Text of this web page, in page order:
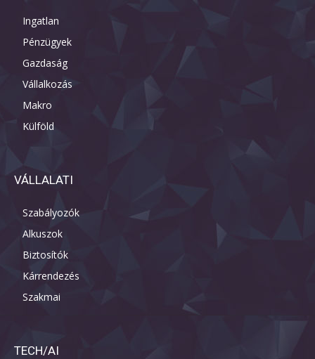
Ingatlan
Pénzügyek
Gazdaság
Vállalkozás
Makro
Külföld
VÁLLALATI
Szabályozók
Alkuszok
Biztosítók
Kárrendezés
Szakmai
TECH/AI